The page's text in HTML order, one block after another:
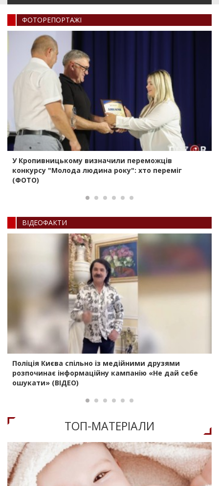
ФОТОРЕПОРТАЖI
У Кропивницькому визначили переможців
конкурсу "Молода людина року": хто переміг
(ФОТО)
ВIДЕОФАКТИ
Поліція Києва спільно із медійними друзями
розпочинає інформаційну кампанію «Не дай себе
ошукати» (ВІДЕО)
ТОП-МАТЕРIАЛИ